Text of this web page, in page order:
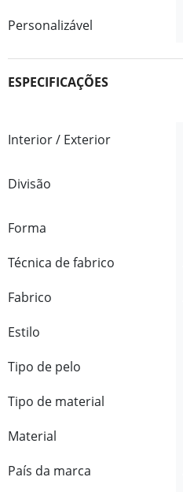
Personalizável
ESPECIFICAÇÕES
Interior / Exterior
Divisão
Forma
Técnica de fabrico
Fabrico
Estilo
Tipo de pelo
Tipo de material
Material
País da marca